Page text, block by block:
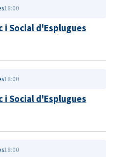
18:00
i Social d'Esplugues
18:00
i Social d'Esplugues
18:00